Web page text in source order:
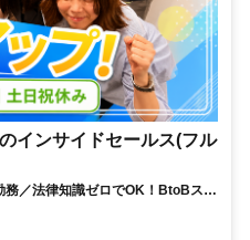
インサイドセールス(フル
務／法律知識ゼロでOK！BtoBスキ